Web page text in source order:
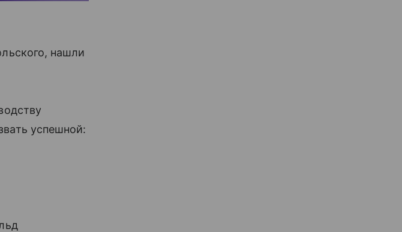
нашли
успешной: